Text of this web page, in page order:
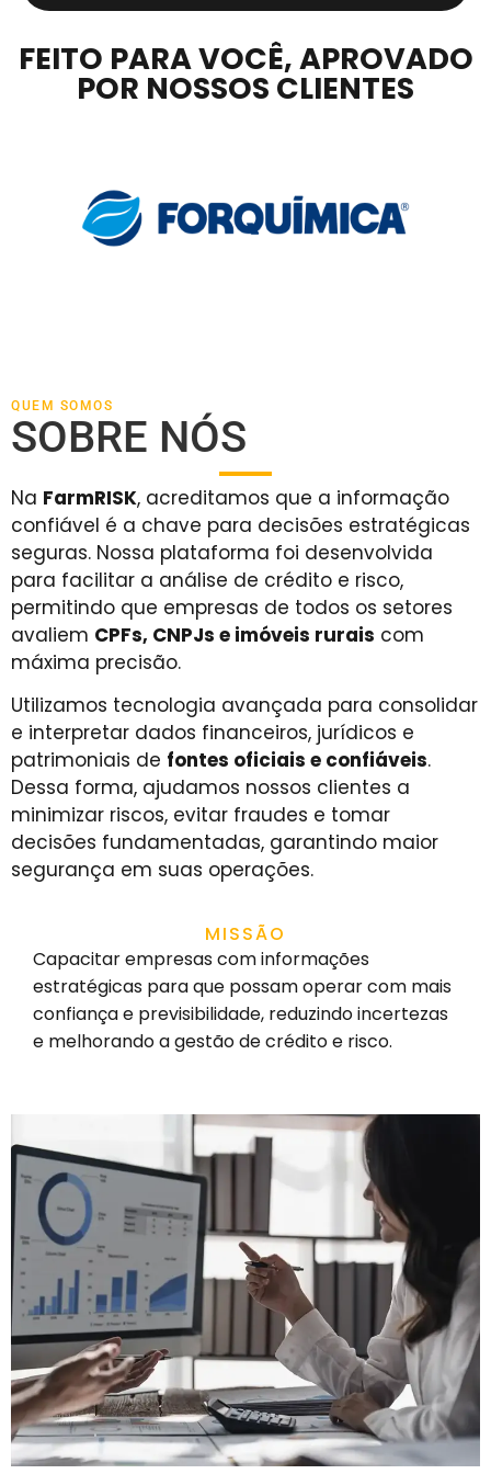
FEITO PARA VOCÊ, APROVADO
POR NOSSOS CLIENTES
QUEM SOMOS
SOBRE NÓS
Na FarmRISK, acreditamos que a informação
confiável é a chave para decisões estratégicas
seguras. Nossa plataforma foi desenvolvida
para facilitar a análise de crédito e risco,
permitindo que empresas de todos os setores
avaliem CPFs, CNPJs e imóveis rurais com
máxima precisão.
Utilizamos tecnologia avançada para consolidar
e interpretar dados financeiros, jurídicos e
patrimoniais de fontes oficiais e confiáveis.
Dessa forma, ajudamos nossos clientes a
minimizar riscos, evitar fraudes e tomar
decisões fundamentadas, garantindo maior
segurança em suas operações.
MISSÃO
Capacitar empresas com informações
estratégicas para que possam operar com mais
confiança e previsibilidade, reduzindo incertezas
e melhorando a gestão de crédito e risco.